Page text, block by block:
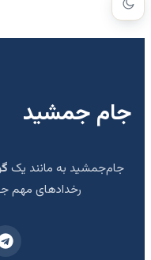
جام جمشید
جام‌جمشید به مانند یک
رخدادهای مهم